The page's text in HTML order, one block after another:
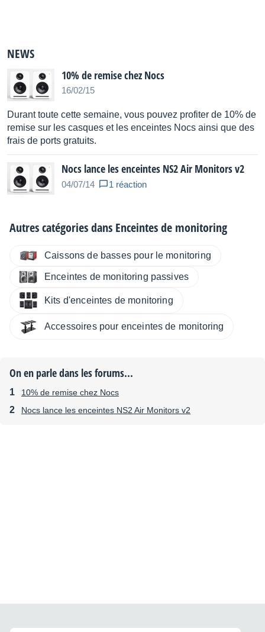
NEWS
10% de remise chez Nocs
16/02/15
Durant toute cette semaine, vous pouvez profiter de 10% de
remise sur les casques et les enceintes Nocs ainsi que des
frais de ports gratuits.
Nocs lance les enceintes NS2 Air Monitors v2
04/07/14 1 réaction
Autres catégories dans Enceintes de monitoring
Caissons de basses pour le monitoring
Enceintes de monitoring passives
Kits d'enceintes de monitoring
Accessoires pour enceintes de monitoring
On en parle dans les forums...
10% de remise chez Nocs
Nocs lance les enceintes NS2 Air Monitors v2